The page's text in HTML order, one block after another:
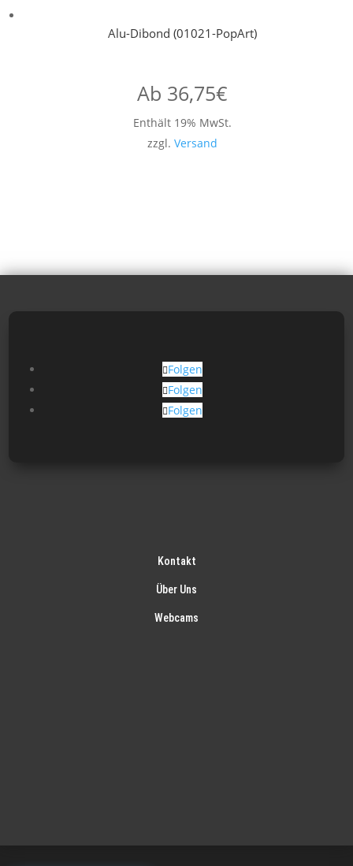
Alu-Dibond (01021-PopArt)
Ab 36,75€
Enthält 19% MwSt.
zzgl. Versand
Folgen
Folgen
Folgen
Kontakt
Über Uns
Webcams